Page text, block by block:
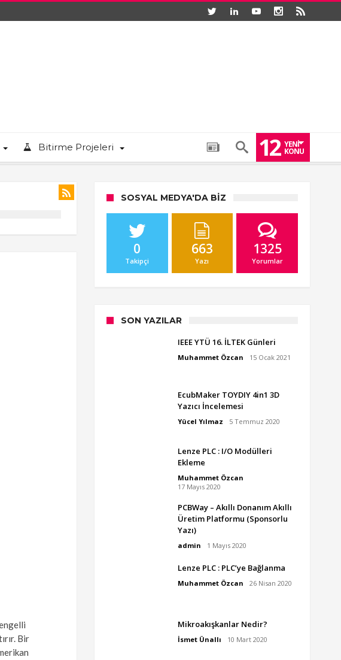
Bitirme Projeleri 12 YENI
KONU
Bir
SOSYAL MEDYA'DA BIZ
0
Takipçi
663
Yazı
1325
Yorumlar
SON YAZILAR
IEEE YTÜ 16. İLTEK Günleri
Muhammet Özcan 15 Ocak 2021
EcubMaker TOYDIY 4in1 3D
Yazıcı İncelemesi
Yücel Yılmaz 5 Temmuz 2020
Lenze PLC : I/O Modülleri
Ekleme
Muhammet Özcan
17 Mayıs 2020
PCBWay – Akıllı Donanım Akıllı
Üretim Platformu (Sponsorlu
Yazı)
admin 1 Mayıs 2020
Lenze PLC : PLC’ye Bağlanma
Muhammet Özcan 26 Nisan 2020
Mikroakışkanlar Nedir?
İsmet Ünallı 10 Mart 2020